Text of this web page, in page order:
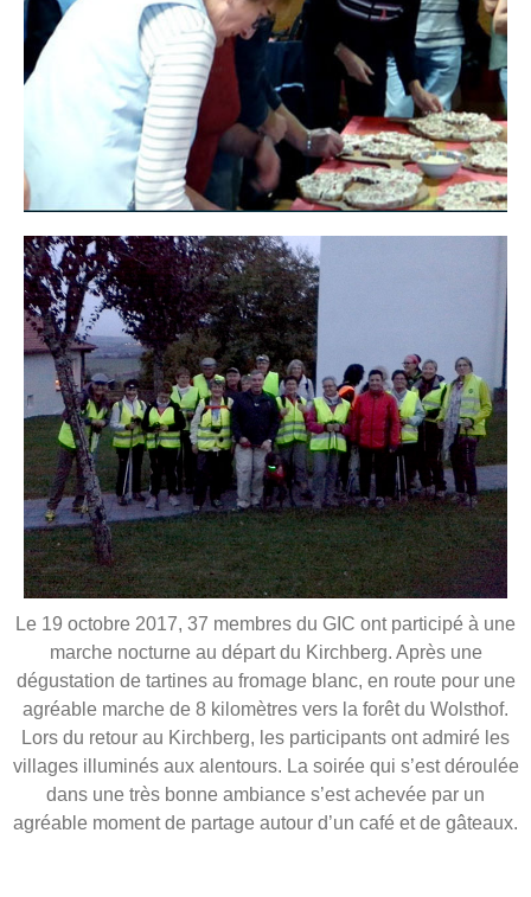
Le 19 octobre 2017, 37 membres du GIC ont participé à une
marche nocturne au départ du Kirchberg. Après une
dégustation de tartines au fromage blanc, en route pour une
agréable marche de 8 kilomètres vers la forêt du Wolsthof.
Lors du retour au Kirchberg, les participants ont admiré les
villages illuminés aux alentours. La soirée qui s’est déroulée
dans une très bonne ambiance s’est achevée par un
agréable moment de partage autour d’un café et de gâteaux.